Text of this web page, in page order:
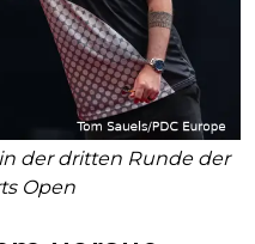
der dritten Runde der
Open